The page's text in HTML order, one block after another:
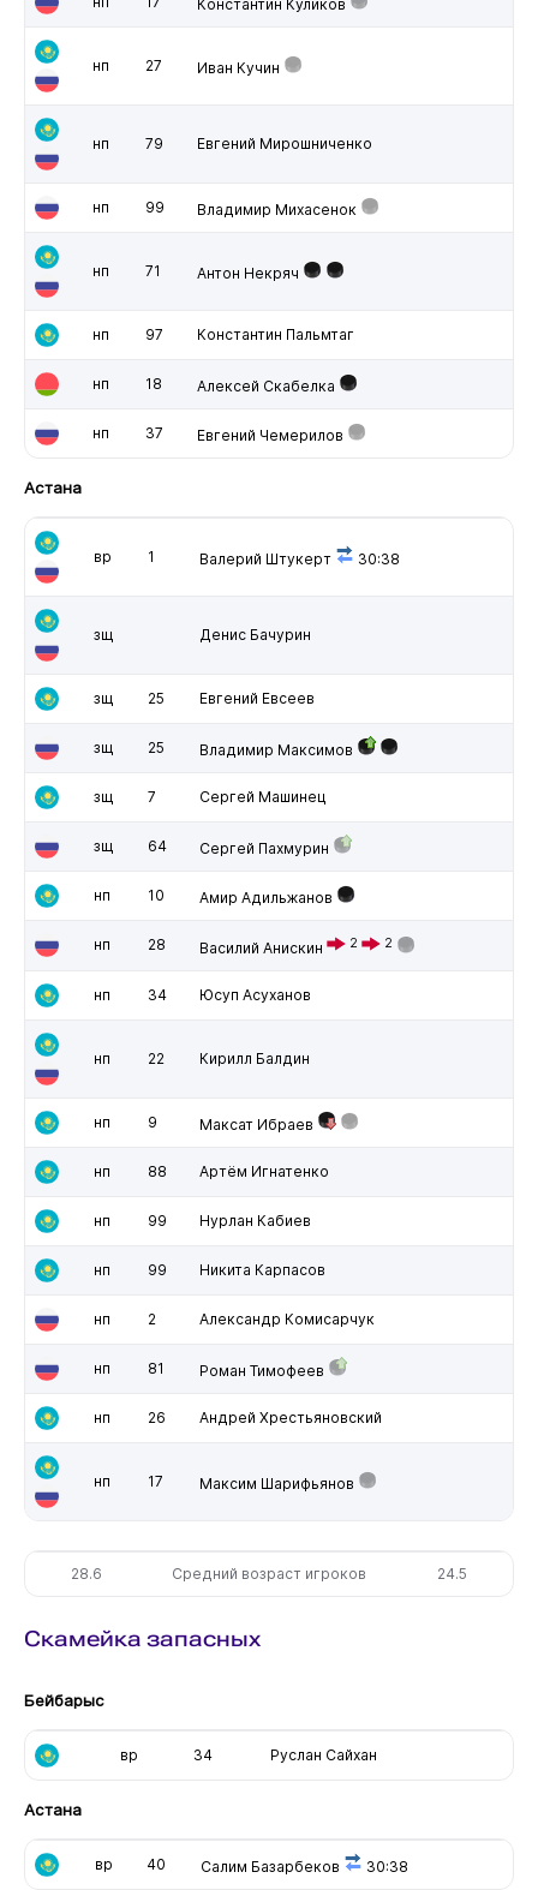
Константин Куликов
нп 27 Иван Кучин
нп 79 Евгений Мирошниченко
нп 99 Владимир Михасенок
нп 71 Антон Некряч
нп 97 Константин Пальмтаг
нп 18 Алексей Скабелка
нп 37 Евгений Чемерилов
Астана
вр 1 Валерий Штукерт 30:38
зщ Денис Бачурин
зщ 25 Евгений Евсеев
зщ 25 Владимир Максимов
зщ 7 Сергей Машинец
зщ 64 Сергей Пахмурин
нп 10 Амир Адильжанов
нп 28 Василий Анискин 2 2
нп 34 Юсуп Асуханов
нп 22 Кирилл Балдин
нп 9 Максат Ибраев
нп 88 Артём Игнатенко
нп 99 Нурлан Кабиев
нп 99 Никита Карпасов
нп 2 Александр Комисарчук
нп 81 Роман Тимофеев
нп 26 Андрей Хрестьяновский
нп 17 Максим Шарифьянов
28.6 Средний возраст игроков 24.5
Скамейка запасных
Бейбарыс
вр 34 Руслан Сайхан
Астана
вр 40 Салим Базарбеков 30:38